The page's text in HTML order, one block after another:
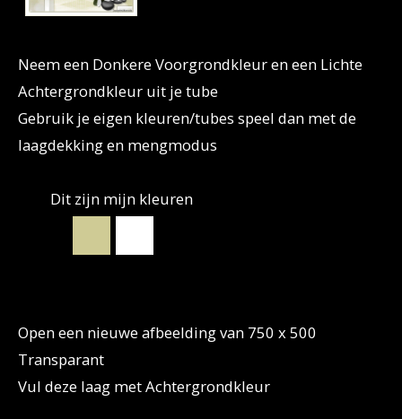
Neem een Donkere Voorgrondkleur en een Lichte
Achtergrondkleur uit je tube
Gebruik je eigen kleuren/tubes speel dan met de
laagdekking en mengmodus
Dit zijn mijn kleuren
Open een nieuwe afbeelding van 750 x 500
Transparant
Vul deze laag met Achtergrondkleur